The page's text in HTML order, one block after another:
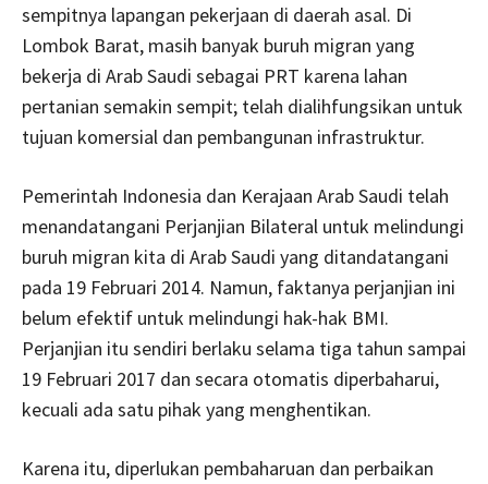
sempitnya lapangan pekerjaan di daerah asal. Di
Lombok Barat, masih banyak buruh migran yang
bekerja di Arab Saudi sebagai PRT karena lahan
pertanian semakin sempit; telah dialihfungsikan untuk
tujuan komersial dan pembangunan infrastruktur.
Pemerintah Indonesia dan Kerajaan Arab Saudi telah
menandatangani Perjanjian Bilateral untuk melindungi
buruh migran kita di Arab Saudi yang ditandatangani
pada 19 Februari 2014. Namun, faktanya perjanjian ini
belum efektif untuk melindungi hak-hak BMI.
Perjanjian itu sendiri berlaku selama tiga tahun sampai
19 Februari 2017 dan secara otomatis diperbaharui,
kecuali ada satu pihak yang menghentikan.
Karena itu, diperlukan pembaharuan dan perbaikan